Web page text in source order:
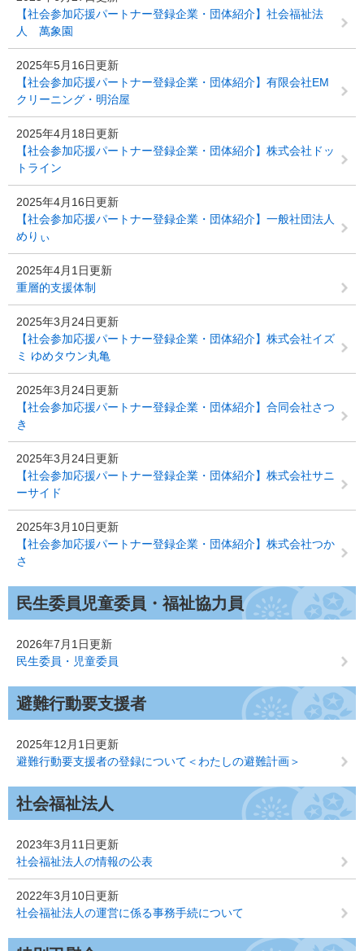
【社会参加応援パートナー登録企業・団体紹介】社会福祉法
人 萬象園
2025年5月16日更新
【社会参加応援パートナー登録企業・団体紹介】有限会社EM
クリーニング・明治屋
2025年4月18日更新
【社会参加応援パートナー登録企業・団体紹介】株式会社ドッ
トライン
2025年4月16日更新
【社会参加応援パートナー登録企業・団体紹介】一般社団法人
めりぃ
2025年4月1日更新
重層的支援体制
2025年3月24日更新
【社会参加応援パートナー登録企業・団体紹介】株式会社イズ
ミ ゆめタウン丸亀
2025年3月24日更新
【社会参加応援パートナー登録企業・団体紹介】合同会社さつ
き
2025年3月24日更新
【社会参加応援パートナー登録企業・団体紹介】株式会社サニ
ーサイド
2025年3月10日更新
【社会参加応援パートナー登録企業・団体紹介】株式会社つか
さ
民生委員児童委員・福祉協力員
2026年7月1日更新
民生委員・児童委員
避難行動要支援者
2025年12月1日更新
避難行動要支援者の登録について＜わたしの避難計画＞
社会福祉法人
2023年3月11日更新
社会福祉法人の情報の公表
2022年3月10日更新
社会福祉法人の運営に係る事務手続について